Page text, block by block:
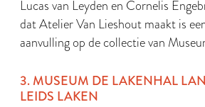
Lucas van Leyden en Cornelis
dat Atelier Van Lieshout maakt is
aanvulling op de collectie van
3. MUSEUM DE LAKENHAL
LEIDS LAKEN